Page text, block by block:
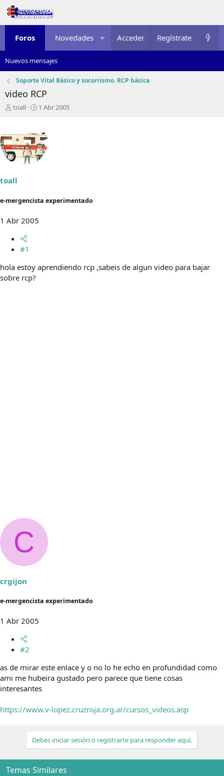
Foros Novedades Multimedia Recursos
Acceder Regístrate
Nuevos mensajes
Soporte Vital Básico y socorrismo. RCP básica
video RCP
I
c
i
a
d
r
l
e
a
toall
F
h
a
d
e
c
i
1 Abr 2005
toall
e-mergencista experimentado
1 Abr 2005
#1
hola estoy aprendiendo rcp ,sabeis de algun video para bajar
sobre rcp?
C
crgijon
e-mergencista experimentado
1 Abr 2005
#2
as de mirar este enlace y o no lo he echo en profundidad como
ami me hubeira gustado pero parece que tiene cosas
interesantes
https://www.v-lopez.cruzroja.org.ar/cursos_videos.asp
Debes iniciar sesión o registrarte para responder aquí.
Temas Similares